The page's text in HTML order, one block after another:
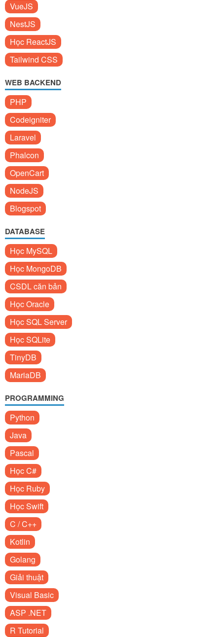
VueJS
NestJS
Học ReactJS
Tailwind CSS
WEB BACKEND
PHP
Codeigniter
Laravel
Phalcon
OpenCart
NodeJS
Blogspot
DATABASE
Học MySQL
Học MongoDB
CSDL căn bản
Học Oracle
Học SQL Server
Học SQLite
TinyDB
MariaDB
PROGRAMMING
Python
Java
Pascal
Học C#
Học Ruby
Học Swift
C / C++
Kotlin
Golang
Giải thuật
Visual Basic
ASP .NET
R Tutorial